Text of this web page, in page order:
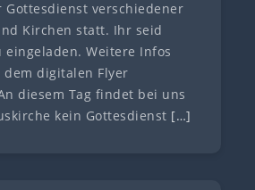
Gottesdienst verschiedener
Kirchen statt. Ihr seid
eingeladen. Weitere Infos
digitalen Flyer
diesem Tag findet bei uns
kein Gottesdienst […]